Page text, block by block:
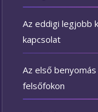
Az eddigi legjobb
kapcsolat
Az első
felsőfokon